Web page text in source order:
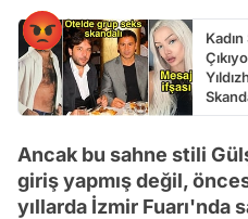
Ancak bu sahne stili
giriş yapmış değil,
yıllarda İzmir Fuarı'nda